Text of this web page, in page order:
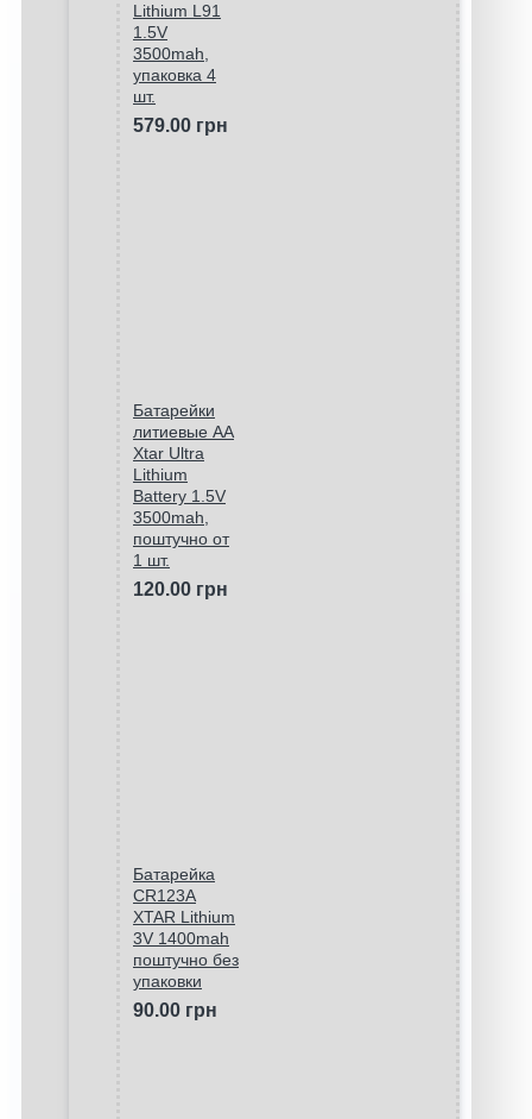
Lithium L91
1.5V
3500mah,
упаковка 4
шт.
579.00 грн
Батарейки
литиевые АА
Xtar Ultra
Lithium
Battery 1.5V
3500mah,
поштучно от
1 шт.
120.00 грн
Батарейка
CR123A
XTAR Lithium
3V 1400mah
поштучно без
упаковки
90.00 грн